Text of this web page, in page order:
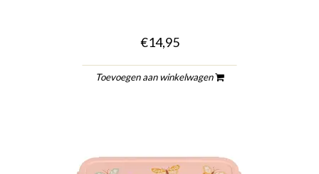
€14,95
Toevoegen aan winkelwagen